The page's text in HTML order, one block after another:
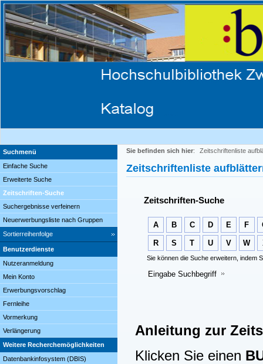
Suchmenü
Einfache Suche
Erweiterte Suche
Zeitschriften-Suche
Suchergebnisse verfeinern
Neuerwerbungsliste nach Gruppen
Sortierreihenfolge
Benutzerdienste
Nutzeranmeldung
Mein Konto
Erwerbungsvorschlag
Fernleihe
Vormerkung
Verlängerung
Weitere Recherchemöglichkeiten
Datenbankinfosystem (DBIS)
Sie befinden sich hier: Zeitschriftenliste
Zeitschriftenliste
Zeitschriften-Suche
A B C D E F
R S T U V W
Sie können die Suche erweitern, indem
Eingabe Suchbegriff
Anleitung zur
Klicken Sie einen